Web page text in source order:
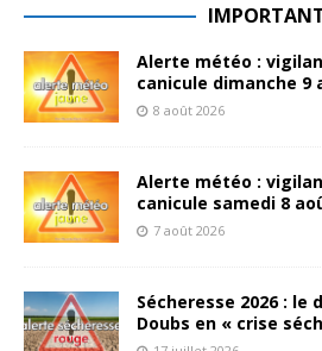
Alerte météo :
canicule dimanche 9
8 août 2026
Alerte météo :
canicule samedi 8
7 août 2026
Sécheresse 2026 :
Doubs en « crise